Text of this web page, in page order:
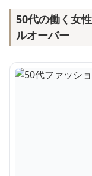
50代の働く女
ルオーバー